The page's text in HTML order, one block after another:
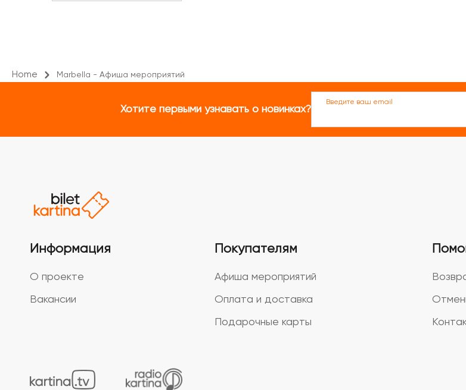
Home Marbella - Афиша мероприятий
Хотите первыми узнавать о новинках?
Введите ваш email
Информация
О проекте
Вакансии
Покупателям
Афиша мероприятий
Оплата и доставка
Подарочные карты